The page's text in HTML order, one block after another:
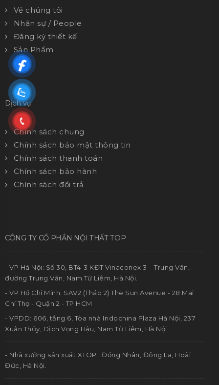
Về chúng tôi
Nhân sự / People
Đăng ký thiết kế
Sản Phẩm
Dịch vụ
Chính sách chung
Chính sách bảo mật thông tin
Chính sách thanh toán
Chính sách bảo hành
Chính sách đổi trả
CÔNG TY CỔ PHẦN NỘI THẤT TOP
- VP Hà Nội: Số 30, BT4-3 KĐT Vinaconex 3 – Trung Văn,
đường Trung Văn, Nam Từ Liêm, Hà Nội.
- VP Hồ Chí Minh: SAV2 (Tháp 2) The Sun Avenue - 28 Mai
Chí Thọ - Quận 2 - TP.HCM
- VPDD: 606, tầng 6, Tòa nhà Indochina Plaza Hà Nội, 237
Xuân Thủy, Dịch Vọng Hậu, Nam Từ Liêm, Hà Nội.
- Nhà xưởng sản xuất XTOP : Đồng Nhân, Đông La, Hoài
Đức, Hà Nội.